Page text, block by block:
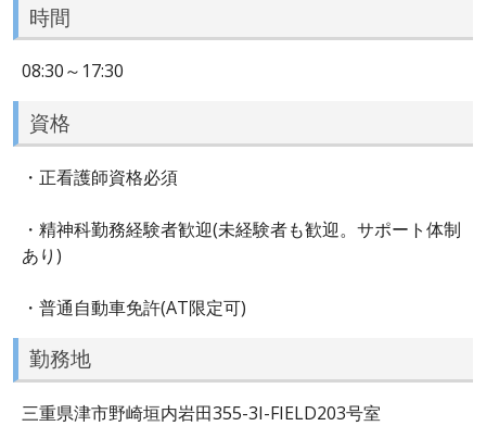
時間
08:30～17:30
資格
・正看護師資格必須
・精神科勤務経験者歓迎(未経験者も歓迎。サポート体制
あり)
・普通自動車免許(AT限定可)
勤務地
三重県津市野崎垣内岩田355-3I-FIELD203号室